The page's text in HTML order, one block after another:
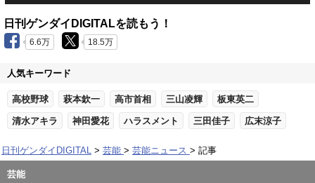
日刊ゲンダイDIGITALを読もう！
6.6万 18.5万
人気キーワード
高校野球 萩本欽一 高市首相 三山凌輝 板東英二
清水アキラ 神田愛花 ハラスメント 三田佳子 広末涼子
日刊ゲンダイDIGITAL 芸能 芸能ニュース 記事
芸能